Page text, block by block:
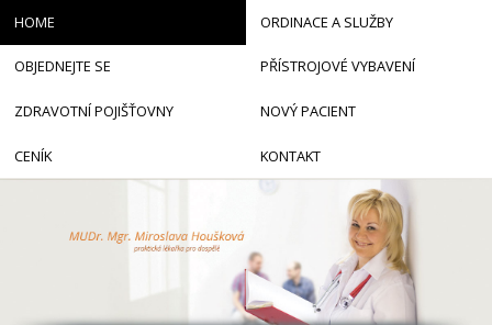
HOME ORDINACE A SLUŽBY
OBJEDNEJTE SE PŘÍSTROJOVÉ VYBAVENÍ
ZDRAVOTNÍ POJIŠŤOVNY NOVÝ PACIENT
CENÍK KONTAKT